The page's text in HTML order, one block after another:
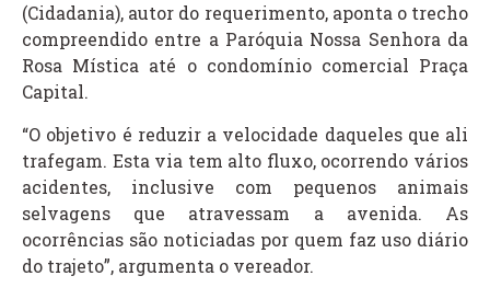
(Cidadania), autor do requerimento, aponta o trecho
compreendido entre a Paróquia Nossa Senhora da
Rosa Mística até o condomínio comercial Praça
Capital.
“O objetivo é reduzir a velocidade daqueles que ali
trafegam. Esta via tem alto fluxo, ocorrendo vários
acidentes, inclusive com pequenos animais
selvagens que atravessam a avenida. As
ocorrências são noticiadas por quem faz uso diário
do trajeto”, argumenta o vereador.